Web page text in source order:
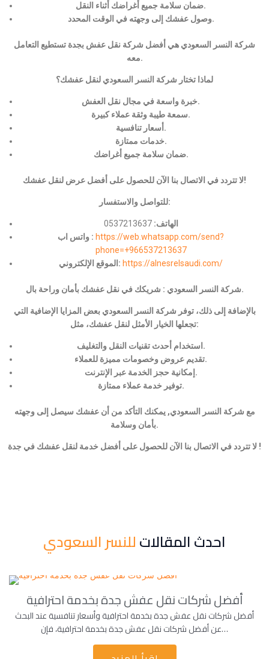
ضمان سلامة جميع أغراضك أثناء النقل.
وصول عفشك إلى وجهته في الوقت المحدد.
شركة النسر السعودي هي أفضل شركة نقل عفش بجدة تستطيع التعامل
معه.
لماذا تختار شركة النسر السعودي لنقل عفشك؟
خبرة واسعة في مجال نقل العفش.
سمعة طيبة وثقة عملاء كبيرة.
أسعار تنافسية.
خدمات ممتازة.
ضمان سلامة جميع أغراضك.
لا تتردد في الاتصال بنا الآن للحصول على أفضل عرض لنقل عفشك!
للتواصل والاستفسار:
الهاتف: 0537213637
واتس اب : https://web.whatsapp.com/send?
phone=+966537213637
الموقع الإلكتروني: https://alnesrelsaudi.com/
شركة النسر السعودي : شريكك في نقل عفشك بأمان وراحة بال.
بالإضافة إلى ذلك، توفر شركة النسر السعودي بعض المزايا الإضافية التي
تجعلها الخيار الأمثل لنقل عفشك، مثل:
استخدام أحدث تقنيات النقل والتغليف.
تقديم عروض وخصومات مميزة للعملاء.
إمكانية حجز الخدمة عبر الإنترنت.
توفير خدمة عملاء ممتازة.
مع شركة النسر السعودي, يمكنك التأكد من أن عفشك سيصل إلى وجهته
بأمان وسلامة.
لا تتردد في الاتصال بنا الآن للحصول على أفضل خدمة لنقل عفشك في جدة !
احدث المقالاتللنسر السعودي
أفضل شركات نقل عفش جدة بخدمة احترافية
أفضل شركات نقل عفش جدة بخدمة احترافية وأسعار تنافسية عند البحث
عن أفضل شركات نقل عفش جدة بخدمة احترافية، فإن…